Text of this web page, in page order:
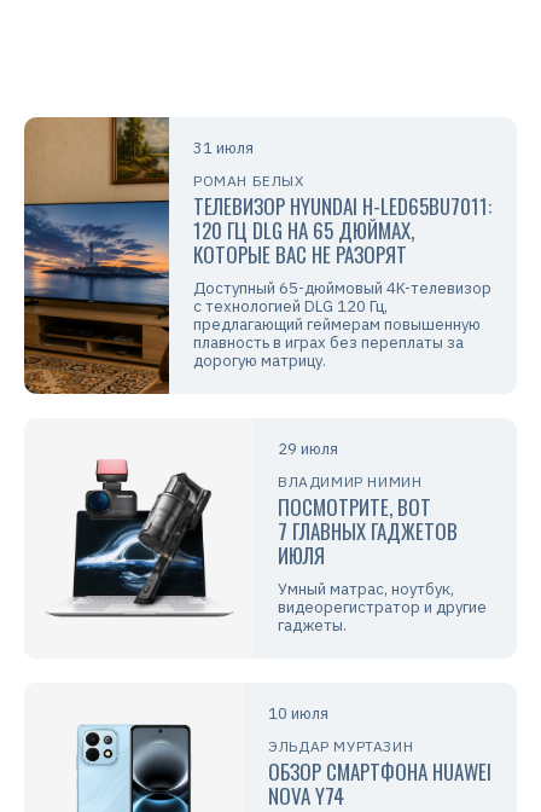
31 июля
РОМАН БЕЛЫХ
ТЕЛЕВИЗОР HYUNDAI H-LED65BU7011:
120 ГЦ DLG НА 65 ДЮЙМАХ,
КОТОРЫЕ ВАС НЕ РАЗОРЯТ
Доступный 65-дюймовый 4K-телевизор
с технологией DLG 120 Гц,
предлагающий геймерам повышенную
плавность в играх без переплаты за
дорогую матрицу.
29 июля
ВЛАДИМИР НИМИН
ПОСМОТРИТЕ, ВОТ
7 ГЛАВНЫХ ГАДЖЕТОВ
ИЮЛЯ
Умный матрас, ноутбук,
видеорегистратор и другие
гаджеты.
10 июля
ЭЛЬДАР МУРТАЗИН
ОБЗОР СМАРТФОНА HUAWEI
NOVA Y74